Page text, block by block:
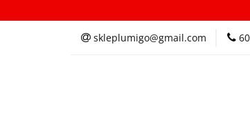
skleplumigo@gmail.com